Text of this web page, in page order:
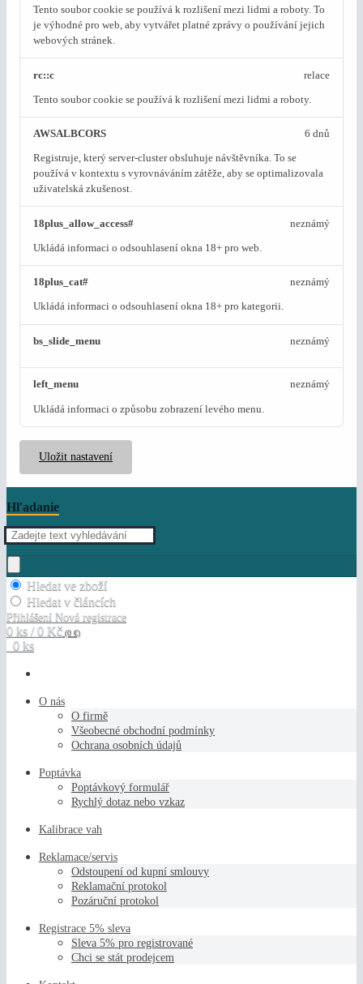
Tento soubor cookie se používá k rozlišení mezi lidmi a roboty. To
je výhodné pro web, aby vytvářet platné zprávy o používání jejich
webových stránek.
rc::c
Tento soubor cookie se používá k rozlišení mezi lidmi a roboty.
relace
AWSALBCORS
Registruje, který server-cluster obsluhuje návštěvníka. To se
používá v kontextu s vyrovnáváním zátěže, aby se optimalizovala
uživatelská zkušenost.
6 dnů
18plus_allow_access#
Ukládá informaci o odsouhlasení okna 18+ pro web.
neznámý
18plus_cat#
Ukládá informaci o odsouhlasení okna 18+ pro kategorii.
neznámý
bs_slide_menu neznámý
left_menu
Ukládá informaci o způsobu zobrazení levého menu.
neznámý
Uložit nastavení
Hľadanie
Hledat ve zboží
Hledat v článcích
Přihlášení Nová registrace
0 ks / 0 Kč (0 €)
0 ks
O nás
O firmě
Všeobecné obchodní podmínky
Ochrana osobních údajů
Poptávka
Poptávkový formulář
Rychlý dotaz nebo vzkaz
Kalibrace vah
Reklamace/servis
Odstoupení od kupní smlouvy
Reklamační protokol
Pozáruční protokol
Registrace 5% sleva
Sleva 5% pro registrované
Chci se stát prodejcem